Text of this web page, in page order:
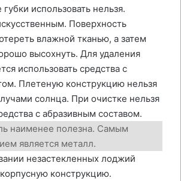
использовать нельзя.
Поверхность
влажной тканью, а затем
высохнуть. Для удаления
использовать средства с
Плетеную конструкцию нельзя
солнца. При очистке нельзя
с абразивным составом.
наименее полезна. Самым
является металл.
незастекленных лоджий
конструкцию.